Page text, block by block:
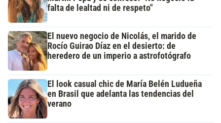
falta de lealtad ni de respeto"
El nuevo negocio de Nicolás, el marido de
Rocío Guirao Díaz en el desierto: de
heredero de un imperio a astrofotógrafo
El look casual chic de María Belén Ludueña
en Brasil que adelanta las tendencias del
verano